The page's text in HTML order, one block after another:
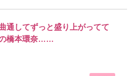
通してずっと盛り上がってて
橋本環奈……